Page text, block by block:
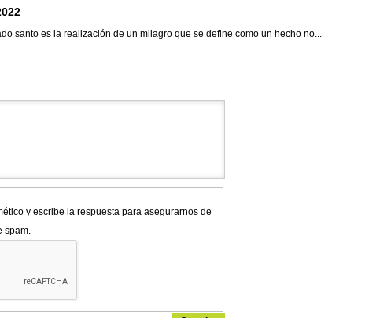
santo es la realización de un milagro que se define como un hecho no...
y escribe la respuesta para asegurarnos de
spam.